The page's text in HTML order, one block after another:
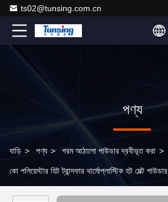
ts02@tunsing.com.cn
পণ্য
বাড়ি > পণ্য > গরম আঠালো পাউডার দ্রবীভূত করা >
কো পলিয়েস্টার হিট ট্রান্সফার থার্মোপ্লাস্টিক হট মেল্ট পাউডার